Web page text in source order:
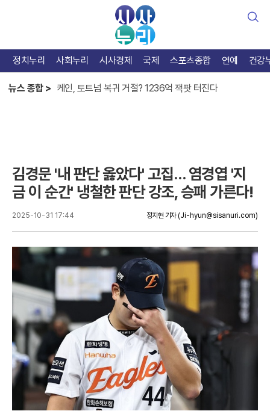
검
정치누리 사회누리 시사경제 국제 스포츠종합 연예 건강
뉴스 종합 >
한준수 홀로서기엔 아직, 베테랑 김태군 가치 증명
케인, 토트넘 복귀 거절? 1236억 잭팟 터진다
김경문 '내 판단 옳았다' 고집… 염경엽 '지
금 이 순간' 냉철한 판단 강조, 승패 가른다!
2025-10-31 17:44 정지현 기자 (Ji-hyun@sisanuri.com)